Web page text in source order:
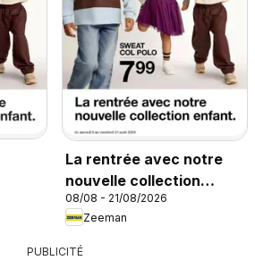
La rentrée avec notre
nouvelle collection
enfant
08/08 - 21/08/2026
Zeeman
PUBLICITÉ